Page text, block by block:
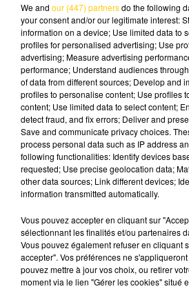
28 mai 2025 - 4 min 6 sec
L'INFO DE LA
À 07H00
Ecoutez sur Totem
dans le Nord du Lot et le pays
reportages de nos journalistes
We and our (447) partnersdo the following
your consent and/or our legitimate interest:
information on a device; Use limited data to
profiles for personalised advertising; Use
advertising; Measure advertising
performance; Understand audiences
of data from different sources; Develop and
profiles to personalise content; Use profiles
content; Use limited data to select content;
detect fraud, and fix errors; Deliver and
Save and communicate privacy choices.
process personal data such as IP address
following functionalities: Identify devices
requested; Use precise geolocation data;
other data sources; Link different devices;
information transmitted automatically.
Vous pouvez accepter en cliquant sur
sélectionnant les finalités et/ou partenaires
Vous pouvez également refuser en cliquant
accepter". Vos préférences ne
pouvez mettre à jour vos choix, ou retirer
moment via le lien "Gérer les cookies" situé